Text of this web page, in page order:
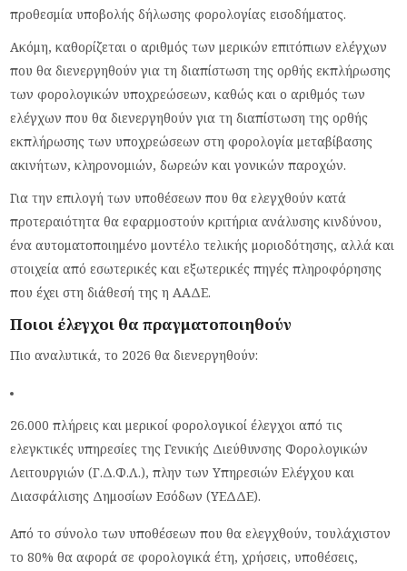
προθεσμία υποβολής δήλωσης φορολογίας εισοδήματος.
Ακόμη, καθορίζεται ο αριθμός των μερικών επιτόπιων ελέγχων
που θα διενεργηθούν για τη διαπίστωση της ορθής εκπλήρωσης
των φορολογικών υποχρεώσεων, καθώς και ο αριθμός των
ελέγχων που θα διενεργηθούν για τη διαπίστωση της ορθής
εκπλήρωσης των υποχρεώσεων στη φορολογία μεταβίβασης
ακινήτων, κληρονομιών, δωρεών και γονικών παροχών.
Για την επιλογή των υποθέσεων που θα ελεγχθούν κατά
προτεραιότητα θα εφαρμοστούν κριτήρια ανάλυσης κινδύνου,
ένα αυτοματοποιημένο μοντέλο τελικής μοριοδότησης, αλλά και
στοιχεία από εσωτερικές και εξωτερικές πηγές πληροφόρησης
που έχει στη διάθεσή της η ΑΑΔΕ.
Ποιοι έλεγχοι θα πραγματοποιηθούν
Πιο αναλυτικά, το 2026 θα διενεργηθούν:
26.000 πλήρεις και μερικοί φορολογικοί έλεγχοι από τις
ελεγκτικές υπηρεσίες της Γενικής Διεύθυνσης Φορολογικών
Λειτουργιών (Γ.Δ.Φ.Λ.), πλην των Υπηρεσιών Ελέγχου και
Διασφάλισης Δημοσίων Εσόδων (ΥΕΔΔΕ).
Από το σύνολο των υποθέσεων που θα ελεγχθούν, τουλάχιστον
το 80% θα αφορά σε φορολογικά έτη, χρήσεις, υποθέσεις,